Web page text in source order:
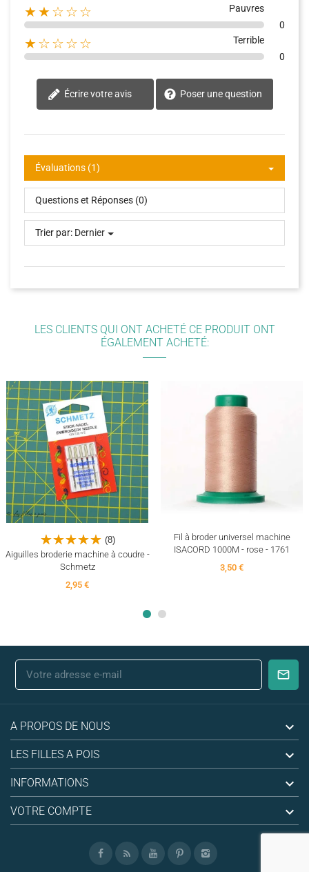
★★☆☆☆
Pauvres
0
★☆☆☆☆
Terrible
0
Écrire votre avis Poser une question
Évaluations (1)
Questions et Réponses (0)
Trier par: Dernier
LES CLIENTS QUI ONT ACHETÉ CE PRODUIT ONT
ÉGALEMENT ACHETÉ:
(8)
Aiguilles broderie machine à coudre -
Schmetz
2,95 €
Fil à broder universel machine
ISACORD 1000M - rose - 1761
3,50 €
A PROPOS DE NOUS 
LES FILLES A POIS 
INFORMATIONS 
VOTRE COMPTE 